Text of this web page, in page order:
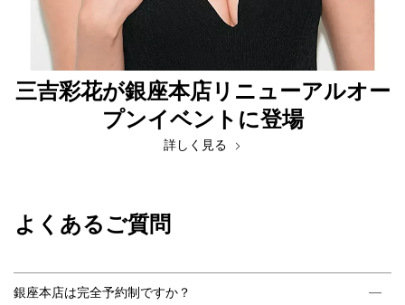
三吉彩花が銀座本店リニューアルオー
プンイベントに登場
詳しく見る
よくあるご質問
銀座本店は完全予約制ですか？